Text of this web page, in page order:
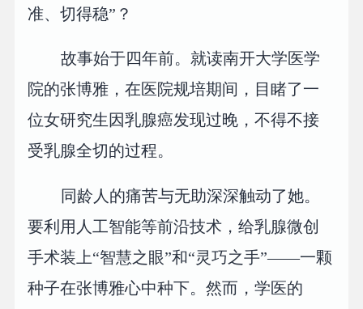
准、切得稳”？
故事始于四年前。就读南开大学医学
院的张博雅，在医院规培期间，目睹了一
位女研究生因乳腺癌发现过晚，不得不接
受乳腺全切的过程。
同龄人的痛苦与无助深深触动了她。
要利用人工智能等前沿技术，给乳腺微创
手术装上“智慧之眼”和“灵巧之手”——一颗
种子在张博雅心中种下。然而，学医的